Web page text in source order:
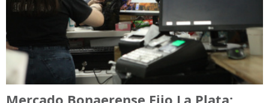
Mercado Bonaerense Fijo La Plata: